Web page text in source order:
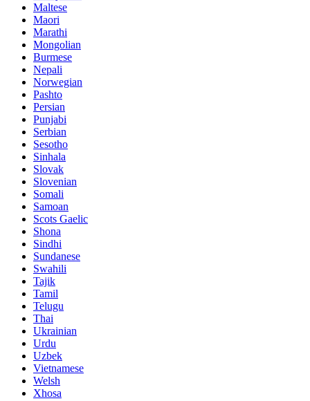
Maltese
Maori
Marathi
Mongolian
Burmese
Nepali
Norwegian
Pashto
Persian
Punjabi
Serbian
Sesotho
Sinhala
Slovak
Slovenian
Somali
Samoan
Scots Gaelic
Shona
Sindhi
Sundanese
Swahili
Tajik
Tamil
Telugu
Thai
Ukrainian
Urdu
Uzbek
Vietnamese
Welsh
Xhosa